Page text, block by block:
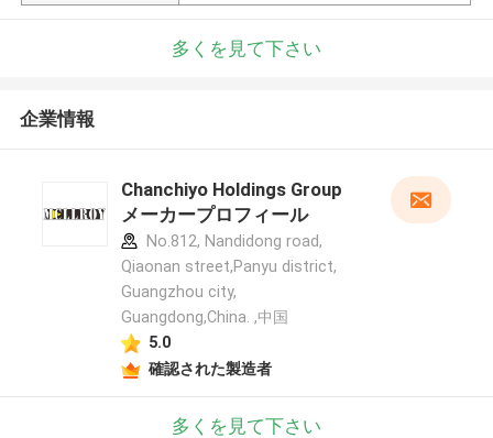
多くを見て下さい
企業情報
Chanchiyo Holdings Group
メーカープロフィール
No.812, Nandidong road,
Qiaonan street,Panyu district,
Guangzhou city,
Guangdong,China. ,中国
5.0
確認された製造者
多くを見て下さい